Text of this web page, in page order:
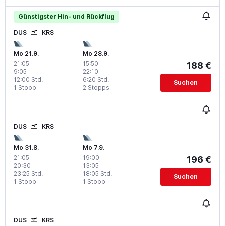
Günstigster Hin- und Rückflug
DUS KRS
Mo 21.9.
21:05 -
9:05
1 Stopp
12:00 Std.
Mo 28.9.
15:50 -
22:10
2 Stopps
6:20 Std.
188 €
Suchen
DUS KRS
Mo 31.8.
21:05 -
20:30
1 Stopp
23:25 Std.
Mo 7.9.
19:00 -
13:05
1 Stopp
18:05 Std.
196 €
Suchen
DUS KRS